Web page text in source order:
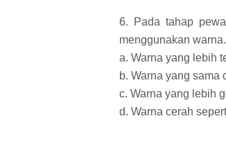
6. Pada tahap
menggunakan
a. Warna yang lebih
b. Warna yang sama
c. Warna yang lebih
d. Warna cerah